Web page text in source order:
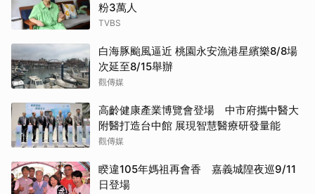
粉3萬人
TVBS
白海豚颱風逼近 桃園永安漁港星繽樂8/8場
次延至8/15舉辦
觀傳媒
高齡健康產業博覽會登場 中市府攜中醫大
附醫打造台中館 展現智慧醫療研發量能
觀傳媒
睽違105年媽祖再會香 嘉義城隍夜巡9/11
日登場